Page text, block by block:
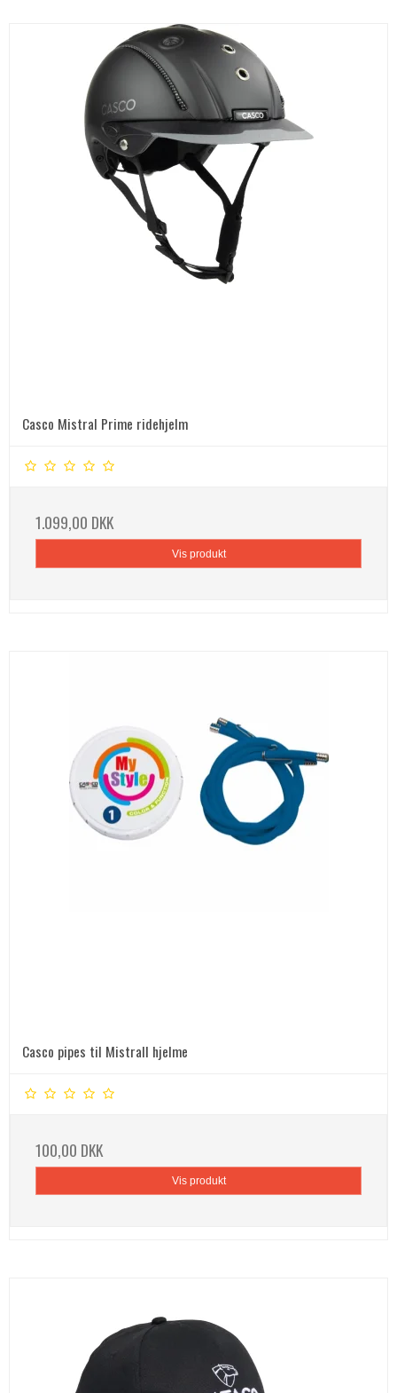
Casco Mistral Prime ridehjelm
1.099,00 DKK
Vis produkt
Casco pipes til Mistrall hjelme
100,00 DKK
Vis produkt